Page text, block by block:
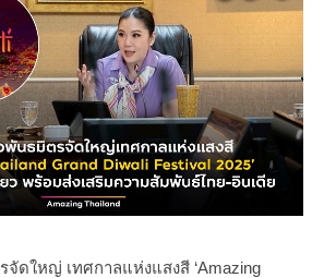
ดใหญ่ เทศกาลแห่งแสงสี ‘Amazing